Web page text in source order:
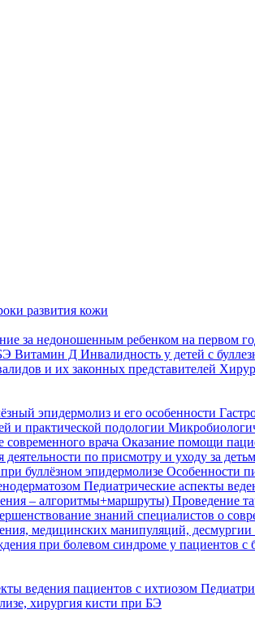
развития кожи
за недоношенным ребенком на первом
Витамин Д Инвалидность у детей с
и их законных представителей
эпидермолиз и его особенности
и практической подологии
врача Оказание помощи
деятельности по присмотру и уходу за
буллёзном эпидермолизе Особенности
Педиатрические аспекты
– алгоритмы+маршруты) Проведение
знаний специалистов о
медицинских манипуляций,
при болевом синдроме у пациентов с
ведения пациентов с ихтиозом
хирургия кисти при БЭ